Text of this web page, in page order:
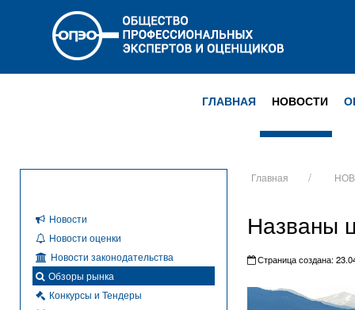
ГЛАВНАЯ НОВОСТИ
Главная
Названы
Страница создана:
Новости
Новости оценки
Новости законодательства
Обзоры рынка
Конкурсы и Тендеры